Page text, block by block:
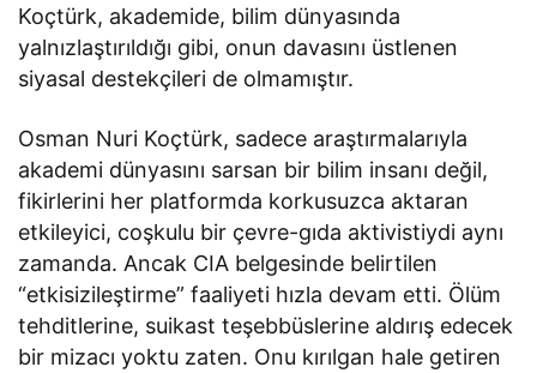
Koçtürk, akademide, bilim dünyasında
yalnızlaştırıldığı gibi, onun davasını üstlenen
siyasal destekçileri de olmamıştır.
Osman Nuri Koçtürk, sadece araştırmalarıyla
akademi dünyasını sarsan bir bilim insanı değil,
fikirlerini her platformda korkusuzca aktaran
etkileyici, coşkulu bir çevre-gıda aktivistiydi aynı
zamanda. Ancak CIA belgesinde belirtilen
“etkisizileştirme” faaliyeti hızla devam etti. Ölüm
tehditlerine, suikast teşebbüslerine aldırış edecek
bir mizacı yoktu zaten. Onu kırılgan hale getiren